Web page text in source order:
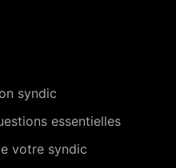
syndic
essentielles
votre syndic